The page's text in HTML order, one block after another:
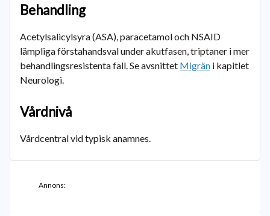
Behandling
Acetylsalicylsyra (ASA), paracetamol och NSAID
lämpliga förstahandsval under akutfasen, triptaner i mer
behandlingsresistenta fall. Se avsnittet Migrän i kapitlet
Neurologi.
Vårdnivå
Vårdcentral vid typisk anamnes.
Annons: